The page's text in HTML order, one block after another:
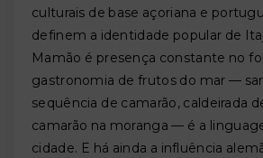
culturais de base açoriana e
definem a identidade popular de
Mamão é presença constante no
gastronomia de frutos do mar —
sequência de camarão, caldeirada
camarão na moranga — é a
cidade. E há ainda a influência